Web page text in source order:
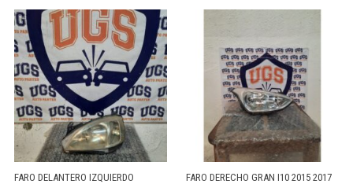
FARO DELANTERO IZQUIERDO
FARO DERECHO GRAN I10 2015 2017